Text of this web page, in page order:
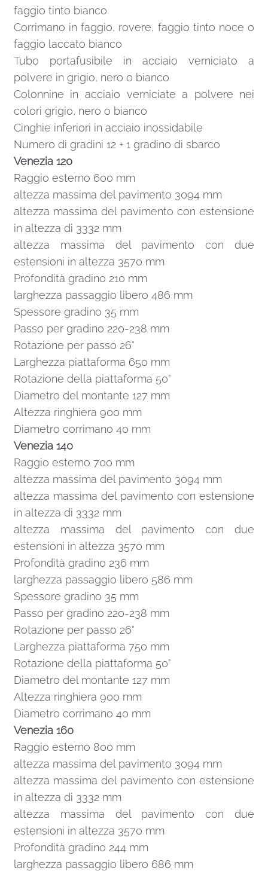
faggio tinto bianco
Corrimano in faggio, rovere, faggio tinto noce o
faggio laccato bianco
Tubo portafusibile in acciaio verniciato a
polvere in grigio, nero o bianco
Colonnine in acciaio verniciate a polvere nei
colori grigio, nero o bianco
Cinghie inferiori in acciaio inossidabile
Numero di gradini 12 + 1 gradino di sbarco
Venezia 120
Raggio esterno 600 mm
altezza massima del pavimento 3094 mm
altezza massima del pavimento con estensione
in altezza di 3332 mm
altezza massima del pavimento con due
estensioni in altezza 3570 mm
Profondità gradino 210 mm
larghezza passaggio libero 486 mm
Spessore gradino 35 mm
Passo per gradino 220-238 mm
Rotazione per passo 26°
Larghezza piattaforma 650 mm
Rotazione della piattaforma 50°
Diametro del montante 127 mm
Altezza ringhiera 900 mm
Diametro corrimano 40 mm
Venezia 140
Raggio esterno 700 mm
altezza massima del pavimento 3094 mm
altezza massima del pavimento con estensione
in altezza di 3332 mm
altezza massima del pavimento con due
estensioni in altezza 3570 mm
Profondità gradino 236 mm
larghezza passaggio libero 586 mm
Spessore gradino 35 mm
Passo per gradino 220-238 mm
Rotazione per passo 26°
Larghezza piattaforma 750 mm
Rotazione della piattaforma 50°
Diametro del montante 127 mm
Altezza ringhiera 900 mm
Diametro corrimano 40 mm
Venezia 160
Raggio esterno 800 mm
altezza massima del pavimento 3094 mm
altezza massima del pavimento con estensione
in altezza di 3332 mm
altezza massima del pavimento con due
estensioni in altezza 3570 mm
Profondità gradino 244 mm
larghezza passaggio libero 686 mm